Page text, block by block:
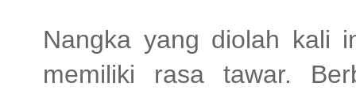
Nangka yang diolah kali
memiliki rasa tawar.